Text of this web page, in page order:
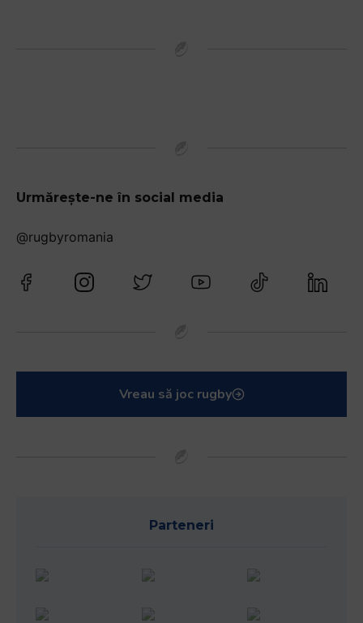
Urmărește-ne în social media
@rugbyromania
Vreau să joc rugby
Parteneri